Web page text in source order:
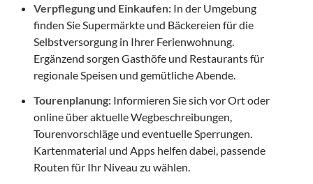
Verpflegung und Einkaufen: In der Umgebung
finden Sie Supermärkte und Bäckereien für die
Selbstversorgung in Ihrer Ferienwohnung.
Ergänzend sorgen Gasthöfe und Restaurants für
regionale Speisen und gemütliche Abende.
Tourenplanung: Informieren Sie sich vor Ort oder
online über aktuelle Wegbeschreibungen,
Tourenvorschläge und eventuelle Sperrungen.
Kartenmaterial und Apps helfen dabei, passende
Routen für Ihr Niveau zu wählen.